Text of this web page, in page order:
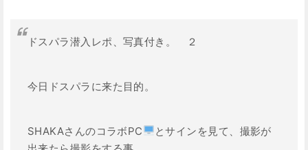
ドスパラ潜入レポ、写真付き。 ２
今日ドスパラに来た目的。
SHAKAさんのコラボPC
とサインを見て、撮影が